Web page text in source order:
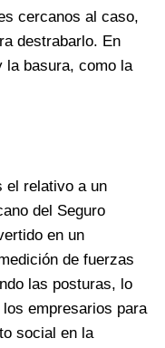
cercanos al caso,
destrabarlo. En
la basura, como la
el relativo a un
del Seguro
en un
de fuerzas
las posturas, lo
empresarios para
social en la